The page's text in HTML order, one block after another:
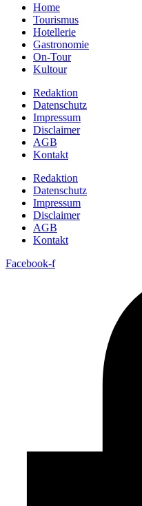
Home
Tourismus
Hotellerie
Gastronomie
On-Tour
Kultour
Redaktion
Datenschutz
Impressum
Disclaimer
AGB
Kontakt
Redaktion
Datenschutz
Impressum
Disclaimer
AGB
Kontakt
Facebook-f